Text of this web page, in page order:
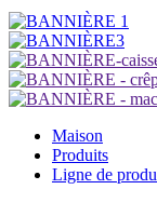
Maison
Produits
Ligne de